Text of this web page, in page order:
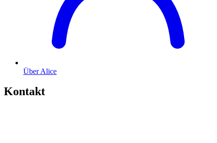
Über Alice
Kontakt